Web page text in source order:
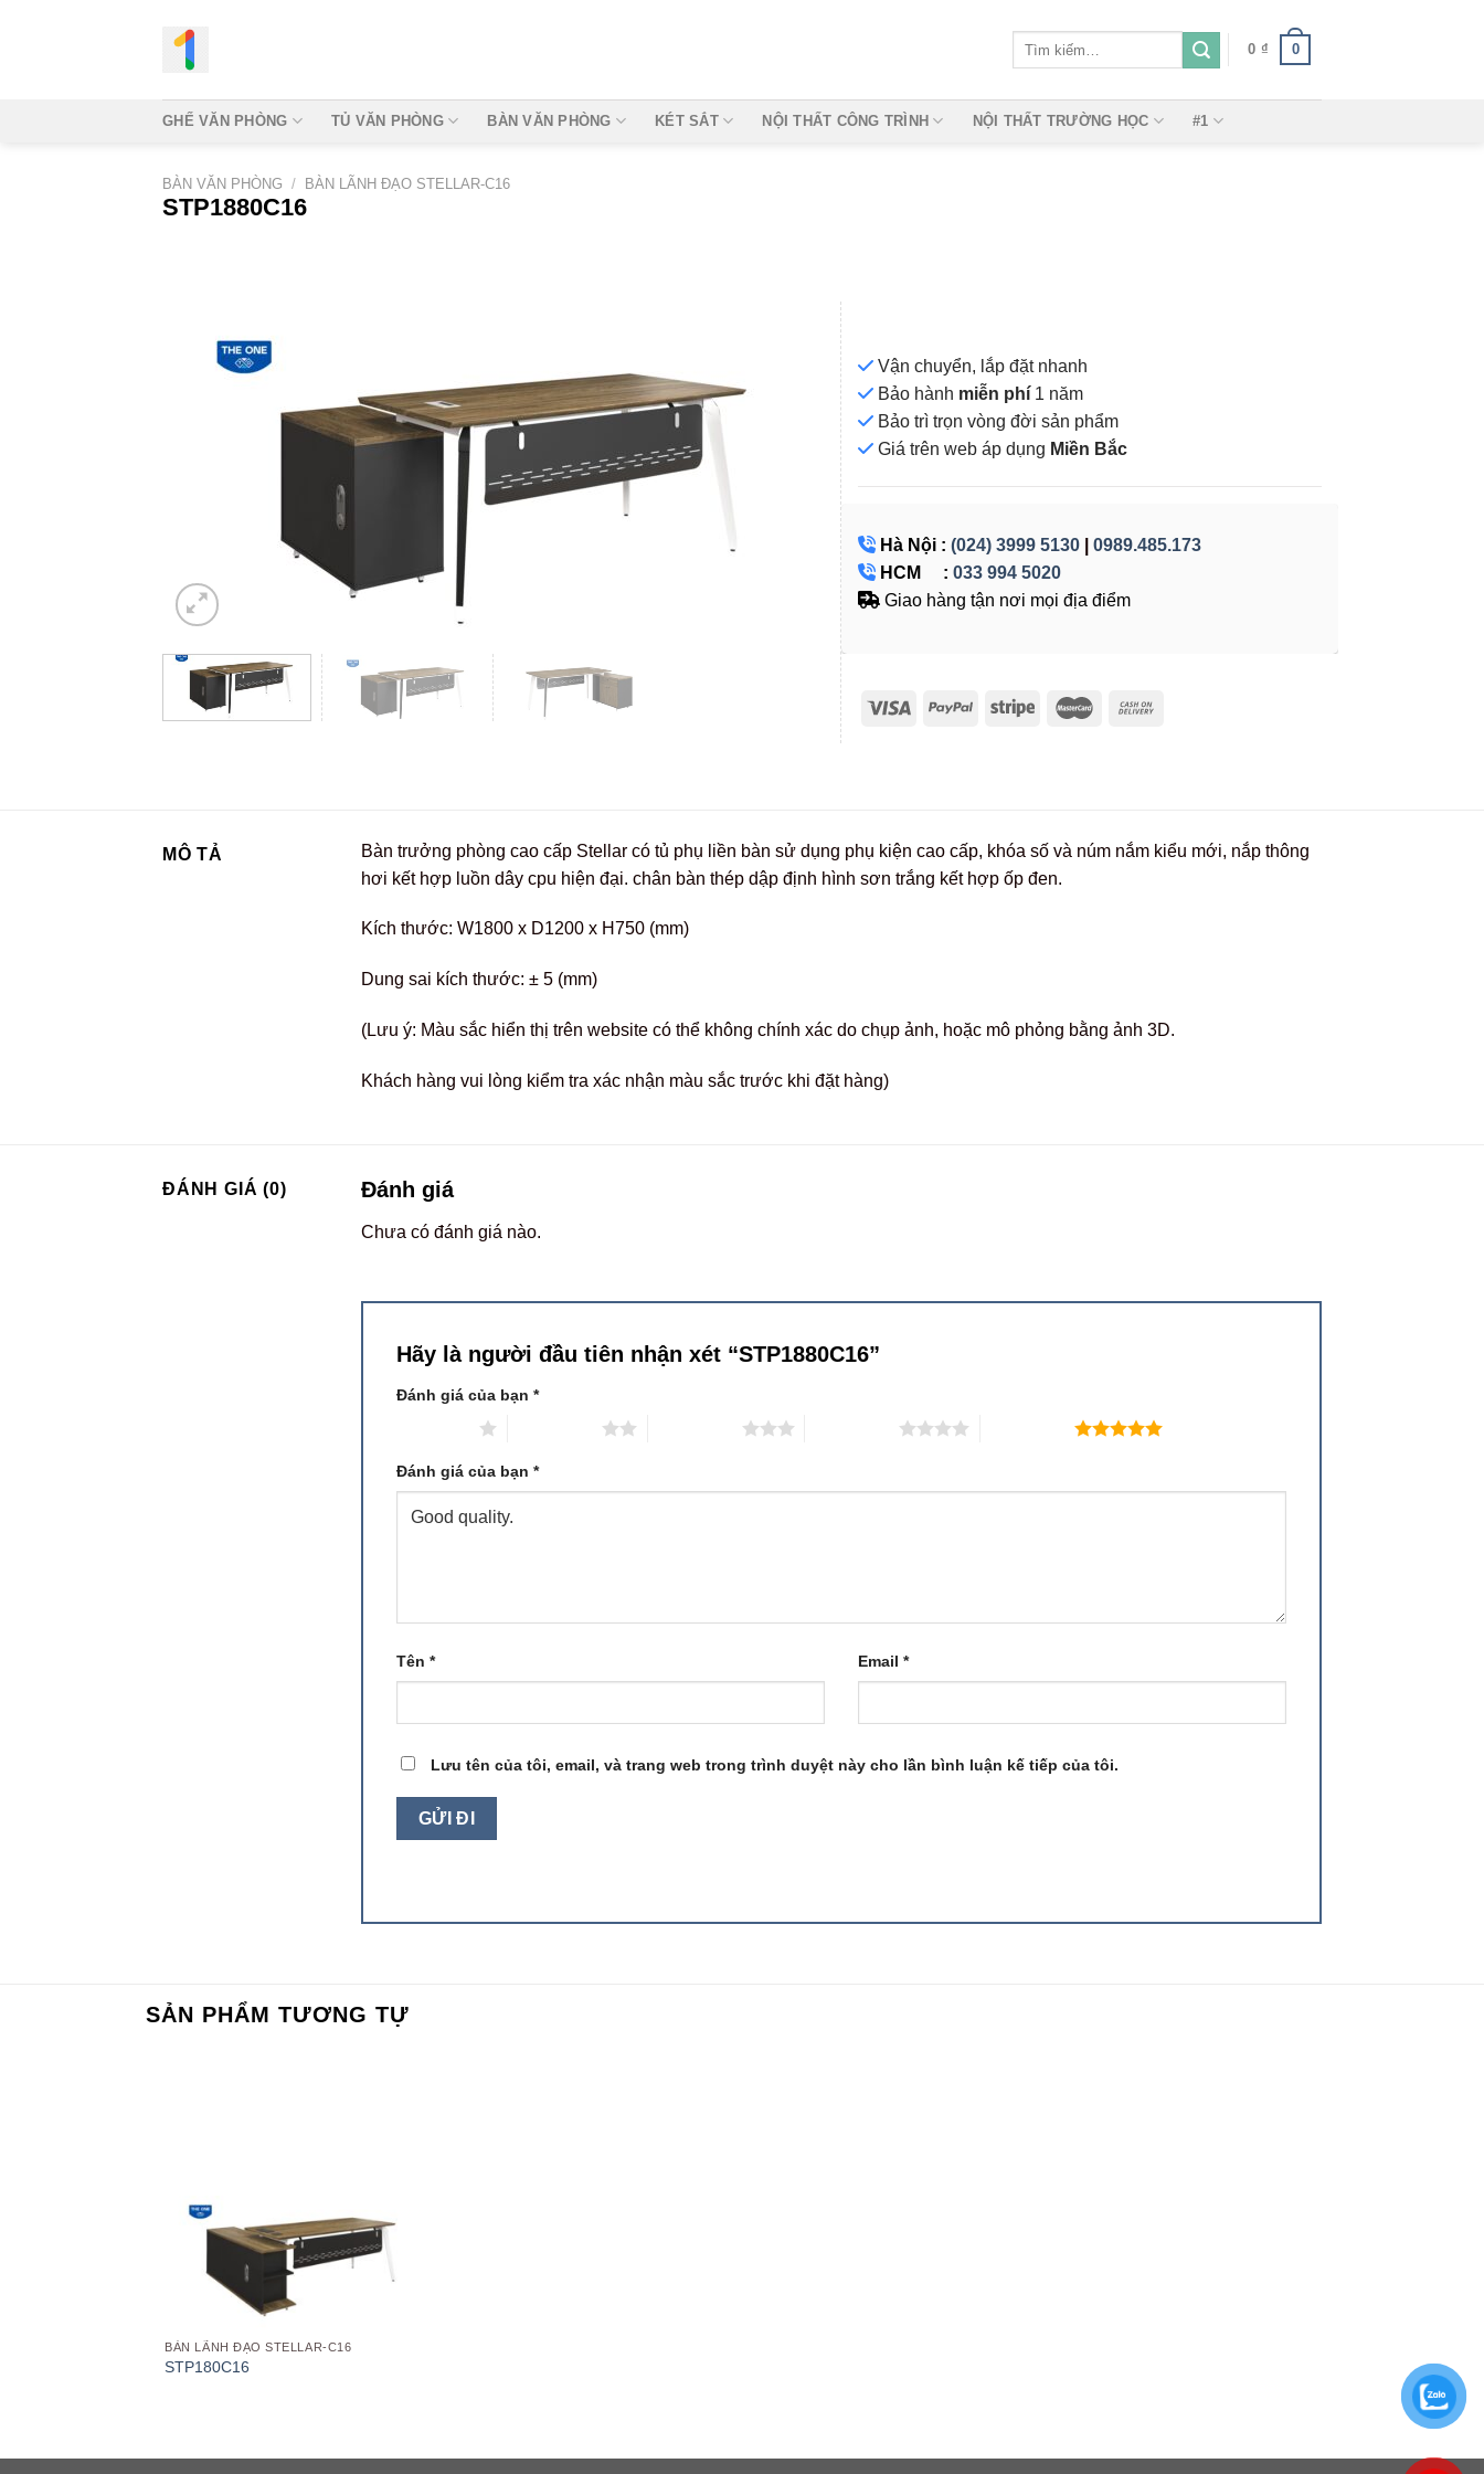
0 ₫ 0
GHẾ VĂN PHÒNG TỦ VĂN PHÒNG BÀN VĂN PHÒNG KÉT SẮT NỘI THẤT CÔNG TRÌNH NỘI THẤT TRƯỜNG HỌC #1
BÀN VĂN PHÒNG / BÀN LÃNH ĐẠO STELLAR-C16
STP1880C16
Vận chuyển, lắp đặt nhanh
Bảo hành miễn phí 1 năm
Bảo trì trọn vòng đời sản phẩm
Giá trên web áp dụng Miền Bắc
Hà Nội : (024) 3999 5130
0989.485.173
HCM : 033 994 5020
Giao hàng tận nơi mọi địa điểm
MÔ TẢ
Bàn trưởng phòng cao cấp Stellar có tủ phụ liền bàn sử dụng phụ kiện cao cấp, khóa số và núm nắm kiểu mới, nắp thông
hơi kết hợp luồn dây cpu hiện đại. chân bàn thép dập định hình sơn trắng kết hợp ốp đen.
Kích thước: W1800 x D1200 x H750 (mm)
Dung sai kích thước: ± 5 (mm)
(Lưu ý: Màu sắc hiển thị trên website có thể không chính xác do chụp ảnh, hoặc mô phỏng bằng ảnh 3D.
Khách hàng vui lòng kiểm tra xác nhận màu sắc trước khi đặt hàng)
ĐÁNH GIÁ (0) Đánh giá
Chưa có đánh giá nào.
Hãy là người đầu tiên nhận xét “STP1880C16”
Đánh giá của bạn *
5 trên 5 sao
Đánh giá của bạn *
Tên * Email *
Lưu tên của tôi, email, và trang web trong trình duyệt này cho lần bình luận kế tiếp của tôi.
SẢN PHẨM TƯƠNG TỰ
BÀN LÃNH ĐẠO STELLAR-C16
STP180C16